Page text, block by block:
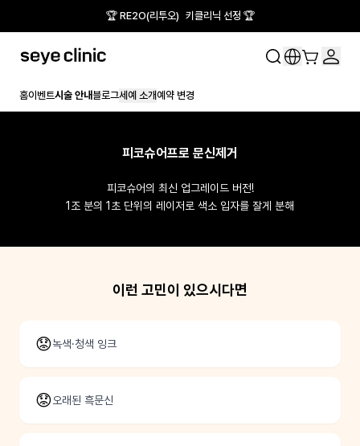
🏆 RE2O(리투오) 키클리닉 선정 🏆
홈이벤트시술 안내블로그세예 소개 예약 변경
피코슈어프로 문신제거
피코슈어의 최신 업그레이드 버전!
1조 분의 1초 단위의 레이저로 색소 입자를 잘게 분해
이런 고민이 있으시다면
😟녹색·청색 잉크
😟오래된 흑문신